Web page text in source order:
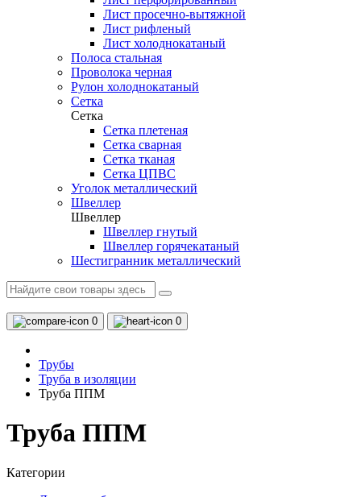
Лист просечно-вытяжной
Лист рифленый
Лист холоднокатаный
Полоса стальная
Проволока черная
Рулон холоднокатаный
Сетка
Сетка
Сетка плетеная
Сетка сварная
Сетка тканая
Сетка ЦПВС
Уголок металлический
Швеллер
Швеллер
Швеллер гнутый
Швеллер горячекатаный
Шестигранник металлический
0 0
Трубы
Труба в изоляции
Труба ППМ
Труба ППМ
Категории